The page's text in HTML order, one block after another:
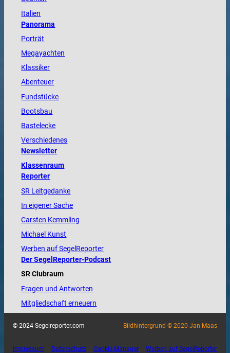
Italien
Panorama
Porträt
Megayachten
Klassiker
Abenteuer
Fundstücke
Bootsbau
Bastelecke
Verschiedenes
Newsletter
Klassenraum
Reporter
SR Leitgedanke
In eigener Sache
Carsten Kemmling
Michael Kunst
Werben auf SegelReporter
Der SegelReporter-Podcast
SR Clubraum
Fragen und Antworten
Mitgliedschaft erneuern
© 2024 Segelreporter.com Bildhintergrund © 2020 Jan Maas
Impressum Datenschutz Cookie-Manager Werben auf SegelReporter